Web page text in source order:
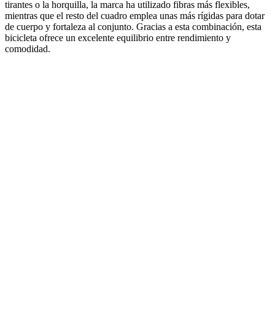
tirantes o la horquilla, la marca ha utilizado fibras más flexibles,
mientras que el resto del cuadro emplea unas más rígidas para dotar
de cuerpo y fortaleza al conjunto. Gracias a esta combinación, esta
bicicleta ofrece un excelente equilibrio entre rendimiento y
comodidad.